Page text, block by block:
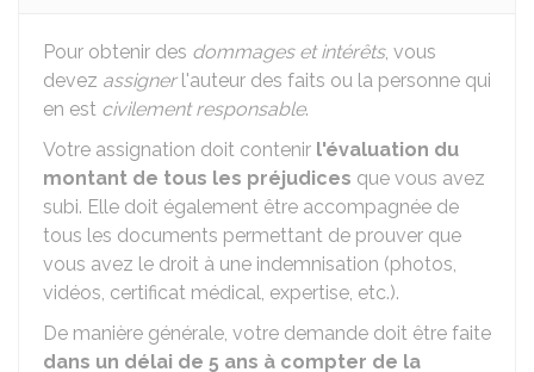
Pour obtenir des dommages et intérêts, vous
devez assignerl'auteur des faits ou la personne qui
en est civilement responsable.
Votre assignation doit contenir l'évaluation du
montant de tous les préjudices que vous avez
subi. Elle doit également être accompagnée de
tous les documents permettant de prouver que
vous avez le droit à une indemnisation (photos,
vidéos, certificat médical, expertise, etc.).
De manière générale, votre demande doit être faite
dans un délai de 5 ans à compter de la